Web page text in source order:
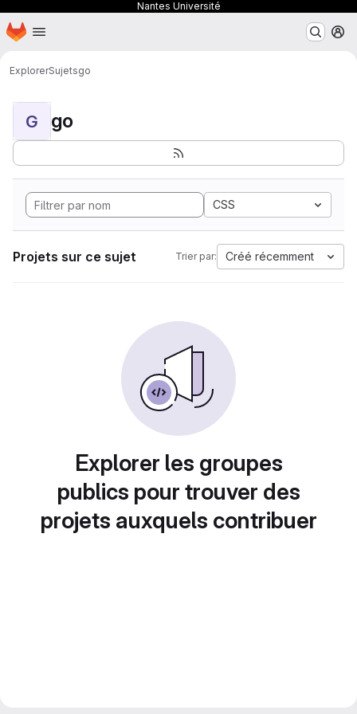
Nantes Université
Passer au contenu principal
Page d'accueil
ExplorerSujetsgo
G go
CSS
Projets sur ce sujet Trier par: Créé récemment
Explorer les groupes
publics pour trouver des
projets auxquels contribuer